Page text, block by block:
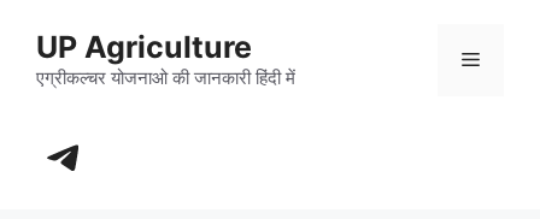
content
UP Agriculture
एग्रीकल्चर योजनाओ की जानकारी हिंदी में
Menu
https://t.me/+_dXT-DwpRj03ZDhl